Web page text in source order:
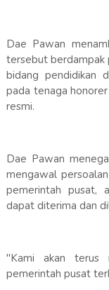
Dae Pawan
tersebut berdampak
bidang pendidikan
pada tenaga
resmi.
Dae Pawan
mengawal
pemerintah pusat,
dapat diterima dan
"Kami akan terus
pemerintah pusat